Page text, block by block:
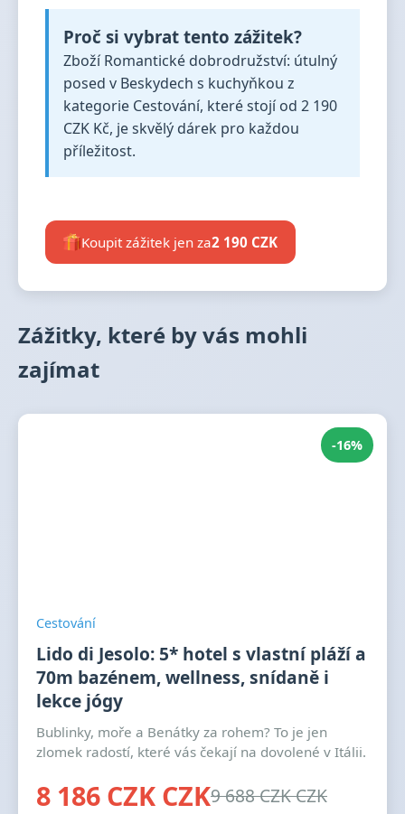
Proč si vybrat tento zážitek?
Zboží Romantické dobrodružství: útulný
posed v Beskydech s kuchyňkou z
kategorie Cestování, které stojí od 2 190
CZK Kč, je skvělý dárek pro každou
příležitost.
Koupit zážitek jen za2 190 CZK
Zážitky, které by vás mohli
zajímat
-16%
Cestování
Lido di Jesolo: 5* hotel s vlastní pláží a
70m bazénem, wellness, snídaně i
lekce jógy
Bublinky, moře a Benátky za rohem? To je jen
zlomek radostí, které vás čekají na dovolené v Itálii.
8 186 CZK CZK9 688 CZK CZK